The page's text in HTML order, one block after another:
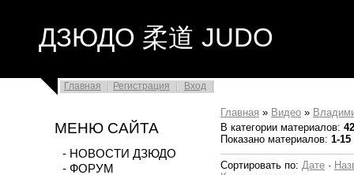
ДЗЮДО 柔道 JUDO
Главная Регистрация Вход
МЕНЮ САЙТА
- НОВОСТИ ДЗЮДО
- ФОРУМ
Главная » Видео »
В категории материалов: 42
Показано материалов: 1-15
Сортировать по: Дате ·